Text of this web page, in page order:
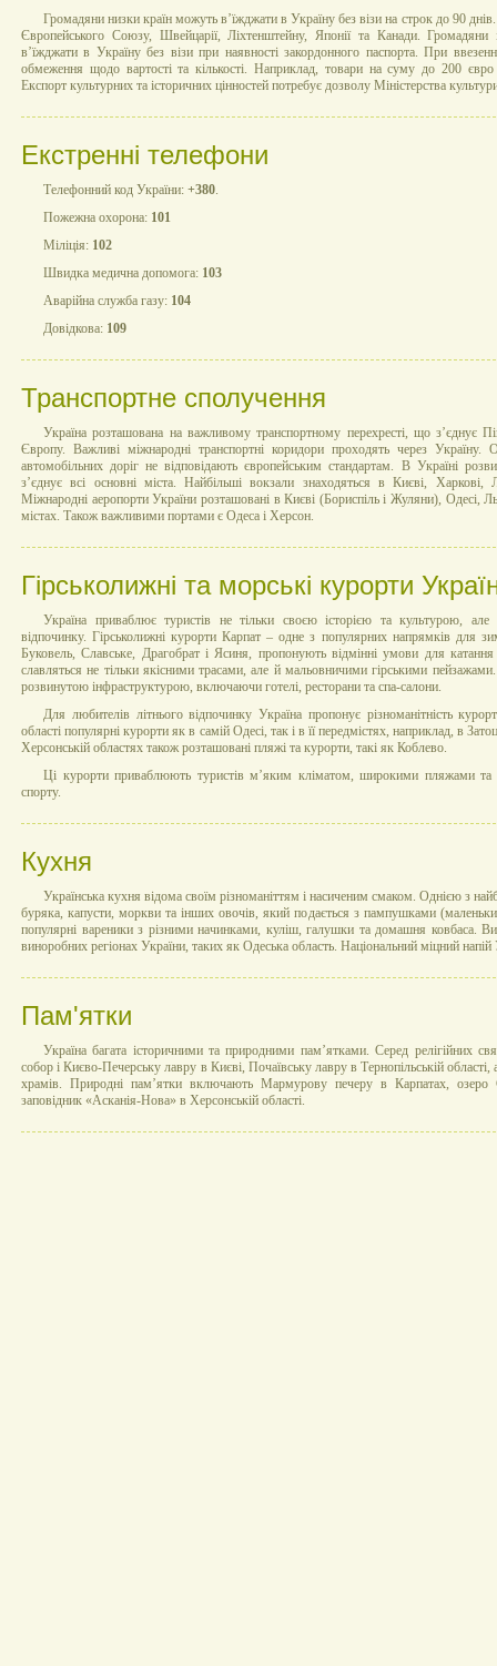
Громадяни низки країн можуть в’їжджати в Україну без візи на строк до 90
Європейського Союзу, Швейцарії, Ліхтенштейну, Японії та Канади.
в’їжджати в Україну без візи при наявності закордонного паспорта. При
обмеження щодо вартості та кількості. Наприклад, товари на суму до 200 євро
Експорт культурних та історичних цінностей потребує дозволу Міністерства
Екстренні телефони
Телефонний код України: +380.
Пожежна охорона: 101
Міліція: 102
Швидка медична допомога: 103
Аварійна служба газу: 104
Довідкова: 109
Транспортне сполучення
Україна розташована на важливому транспортному перехресті, що з’єднує
Європу. Важливі міжнародні транспортні коридори проходять через
автомобільних доріг не відповідають європейським стандартам. В Україні
з’єднує всі основні міста. Найбільші вокзали знаходяться в Києві,
Міжнародні аеропорти України розташовані в Києві (Бориспіль і Жуляни), Одесі,
містах. Також важливими портами є Одеса і Херсон.
Гірськолижні та морські курорти
Україна приваблює туристів не тільки своєю історією та культурою,
відпочинку. Гірськолижні курорти Карпат – одне з популярних напрямків для
Буковель, Славське, Драгобрат і Ясиня, пропонують відмінні умови для
славляться не тільки якісними трасами, але й мальовничими гірськими
розвинутою інфраструктурою, включаючи готелі, ресторани та спа-салони.
Для любителів літнього відпочинку Україна пропонує різноманітність
області популярні курорти як в самій Одесі, так і в її передмістях, наприклад, в
Херсонській областях також розташовані пляжі та курорти, такі як Коблево.
Ці курорти приваблюють туристів м’яким кліматом, широкими пляжами
спорту.
Кухня
Українська кухня відома своїм різноманіттям і насиченим смаком. Однією з
буряка, капусти, моркви та інших овочів, який подається з пампушками
популярні вареники з різними начинками, куліш, галушки та домашня ковбаса.
виноробних регіонах України, таких як Одеська область. Національний міцний напій
Пам'ятки
Україна багата історичними та природними пам’ятками. Серед релігійних
собор і Києво-Печерську лавру в Києві, Почаївську лавру в Тернопільській області,
храмів. Природні пам’ятки включають Мармурову печеру в Карпатах, озеро
заповідник «Асканія-Нова» в Херсонській області.